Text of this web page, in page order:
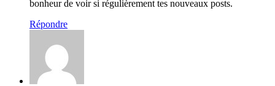
bonheur de voir si régulièrement tes nouveaux posts.
Répondre